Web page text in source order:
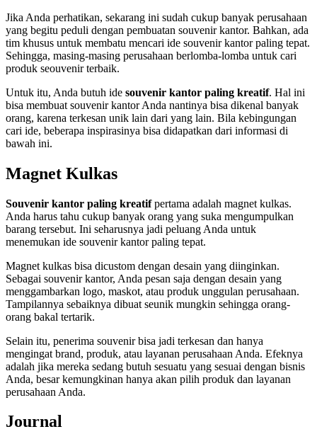
Jika Anda perhatikan, sekarang ini sudah cukup banyak perusahaan
yang begitu peduli dengan pembuatan souvenir kantor. Bahkan, ada
tim khusus untuk membatu mencari ide souvenir kantor paling tepat.
Sehingga, masing-masing perusahaan berlomba-lomba untuk cari
produk seouvenir terbaik.
Untuk itu, Anda butuh ide souvenir kantor paling kreatif. Hal ini
bisa membuat souvenir kantor Anda nantinya bisa dikenal banyak
orang, karena terkesan unik lain dari yang lain. Bila kebingungan
cari ide, beberapa inspirasinya bisa didapatkan dari informasi di
bawah ini.
Magnet Kulkas
Souvenir kantor paling kreatifpertama adalah magnet kulkas.
Anda harus tahu cukup banyak orang yang suka mengumpulkan
barang tersebut. Ini seharusnya jadi peluang Anda untuk
menemukan ide souvenir kantor paling tepat.
Magnet kulkas bisa dicustom dengan desain yang diinginkan.
Sebagai souvenir kantor, Anda pesan saja dengan desain yang
menggambarkan logo, maskot, atau produk unggulan perusahaan.
Tampilannya sebaiknya dibuat seunik mungkin sehingga orang-
orang bakal tertarik.
Selain itu, penerima souvenir bisa jadi terkesan dan hanya
mengingat brand, produk, atau layanan perusahaan Anda. Efeknya
adalah jika mereka sedang butuh sesuatu yang sesuai dengan bisnis
Anda, besar kemungkinan hanya akan pilih produk dan layanan
perusahaan Anda.
Journal